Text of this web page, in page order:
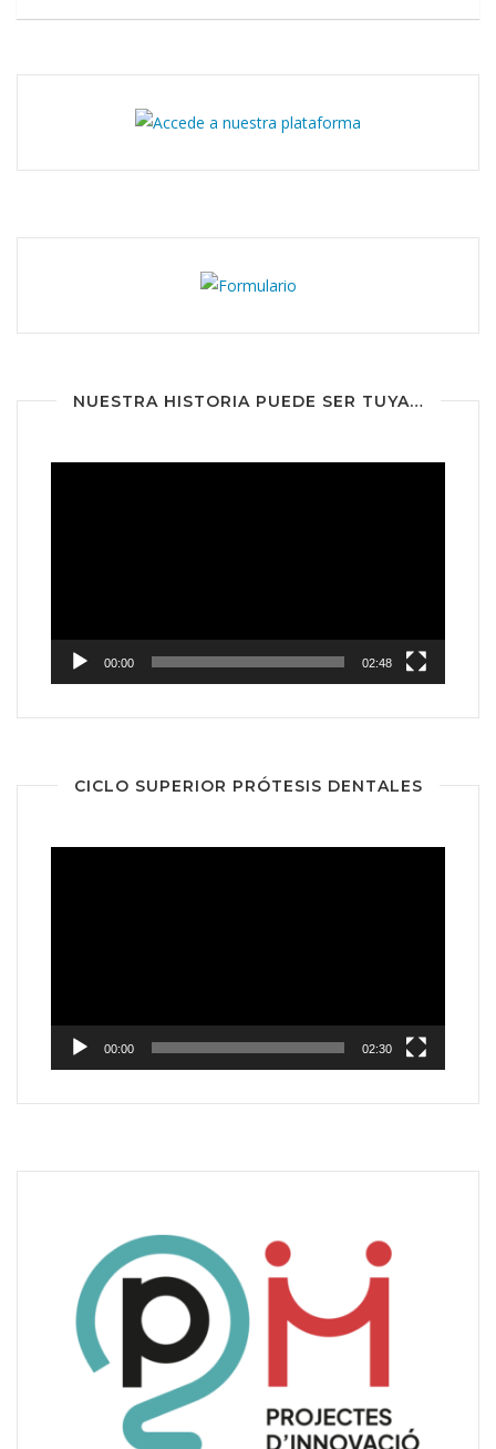
NUESTRA HISTORIA PUEDE SER TUYA…
00:00 02:48
CICLO SUPERIOR PRÓTESIS DENTALES
00:00 02:30